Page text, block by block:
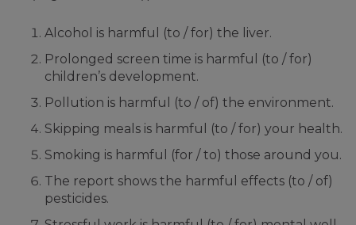
Alcohol is harmful (to / for) the liver.
Prolonged screen time is harmful (to / for)
children’s development.
Pollution is harmful (to / of) the environment.
Skipping meals is harmful (to / for) your health.
Smoking is harmful (for / to) those around you.
The report shows the harmful effects (to / of)
pesticides.